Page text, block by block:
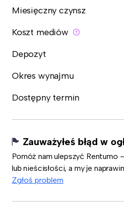
Miesięczny czynsz
Koszt mediów
Depozyt
Okres wynajmu
Dostępny termin
Zauważyłeś błąd w
Pomóż nam ulepszyć Rentumo
lub nieścisłości, a my je
Zgłoś problem